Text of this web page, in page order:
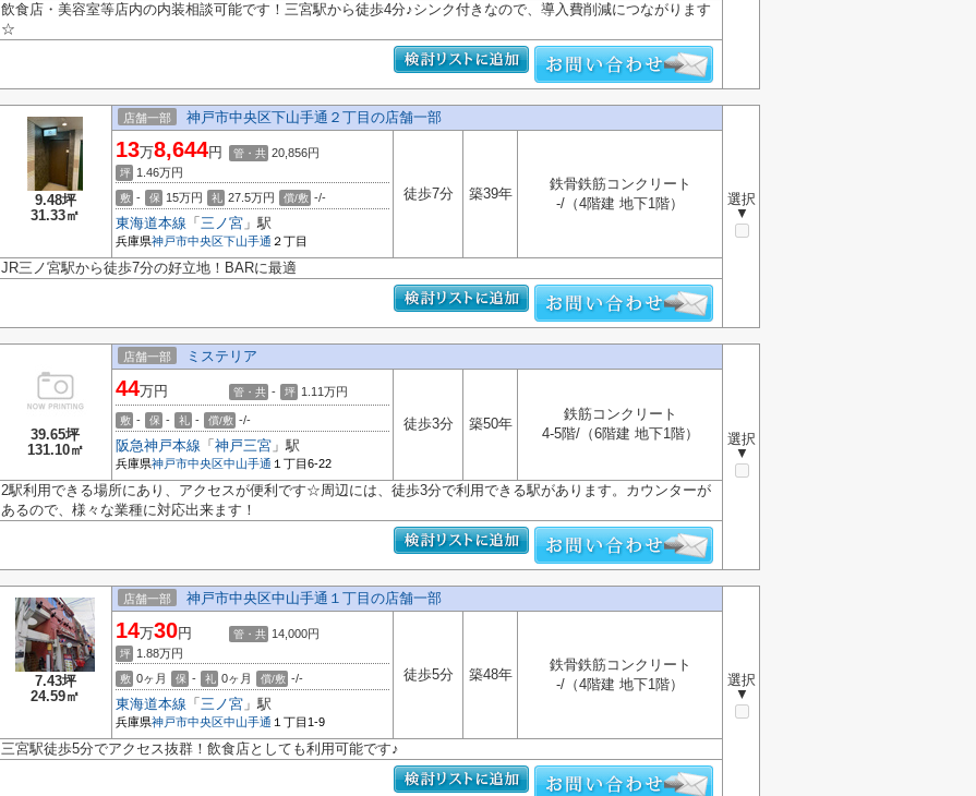
飲食店・美容室等店内の内装相談可能です！三宮駅から徒歩4分♪シンク付きなので、導入費削減につながります
☆
9.48坪
31.33㎡
店舗一部 神戸市中央区下山手通２丁目の店舗一部
選択
▼
13万8,644円 管・共 20,856円
坪 1.46万円
敷 - 保 15万円 礼 27.5万円 償/敷 -/-
東海道本線 「 三ノ宮 」駅
兵庫県神戸市中央区下山手通 ２丁目
徒歩7分 築39年
鉄骨鉄筋コンクリート
-/（4階建 地下1階）
JR三ノ宮駅から徒歩7分の好立地！BARに最適
39.65坪
131.10㎡
店舗一部 ミステリア
選択
▼
44万円 管・共 - 坪 1.11 万円
敷 - 保 - 礼 - 償/敷 -/-
阪急神戸本線 「 神戸三宮 」駅
兵庫県神戸市中央区中山手通 １丁目6-22
徒歩3分 築50年
鉄筋コンクリート
4-5階/（6階建 地下1階）
2駅利用できる場所にあり、アクセスが便利です☆周辺には、徒歩3分で利用できる駅があります。カウンターが
あるので、様々な業種に対応出来ます！
7.43坪
24.59㎡
店舗一部 神戸市中央区中山手通１丁目の店舗一部
選択
▼
14万30円 管・共 14,000円
坪 1.88万円
敷 0ヶ月 保 - 礼 0ヶ月 償/敷 -/-
東海道本線 「 三ノ宮 」駅
兵庫県神戸市中央区中山手通 １丁目1-9
徒歩5分 築48年
鉄骨鉄筋コンクリート
-/（4階建 地下1階）
三宮駅徒歩5分でアクセス抜群！飲食店としても利用可能です♪